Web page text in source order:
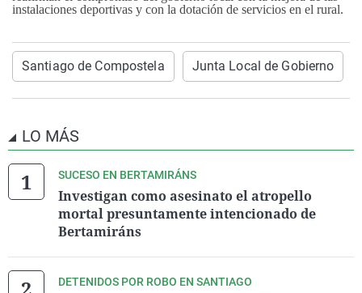
instalaciones deportivas y con la dotación de servicios en el rural.
Santiago de Compostela Junta Local de Gobierno
LO MÁS
SUCESO EN BERTAMIRÁNS
Investigan como asesinato el atropello
mortal presuntamente intencionado de
Bertamiráns
DETENIDOS POR ROBO EN SANTIAGO